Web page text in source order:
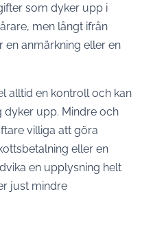
som dyker upp i
men långt ifrån
anmärkning eller en
alltid en kontroll och kan
dyker upp. Mindre och
villiga att göra
eller en
en upplysning helt
just mindre